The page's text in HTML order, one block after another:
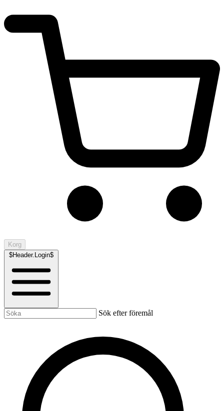
Korg
$Header.Login$
Sök efter föremål